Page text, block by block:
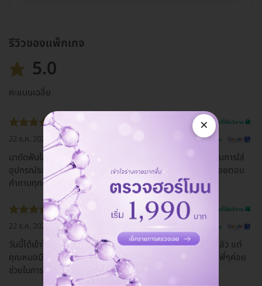
รีวิวของแพ็กเกจ
5.0
คะแนนเฉลี่ย
รีวิวสถานที่ให้บริการ 🏥
22 ธ.ค. 2022 ดูรีวิวต้นฉบับ
มาดัดฟันใสที่คลีนิค พนักงานบริการดีมากค่ะ พี่นัทอธิบายขั้นตอนการใส่
อุปกรณ์ระเอียดมาก คุณหมอพีชใจดี มือเบามากค่ะไม่เจ็บเลย คอยตอบ
คำถามทุกข้อให้คำปรึกษาดีมากๆค่ะ ประทับใจคลีนิคนี้มากๆค่ะ
รีวิวสถานที่ให้บริการ 🏥
22 ธ.ค. 2022 ดูรีวิวต้นฉบับ
วันนี้ได้เข้าไปรับของและติดเครื่องมือกับคุณหมอYa ถึงจะรู้สึกกลัว แต่
คุณหมอมือเบามาก และคอยถามอยู่ตลอดว่าเราโอเคไหม และมีพี่ๆค่อย
ช่วยในการลองใส่และถอดAligners ประทับใจมากค่ะ
×